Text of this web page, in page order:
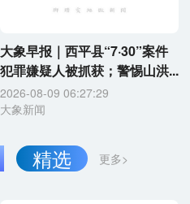
大象早报｜西平县“7·30”案件
犯罪嫌疑人被抓获；警惕山洪...
2026-08-09 06:27:29
大象新闻
更多>
精选